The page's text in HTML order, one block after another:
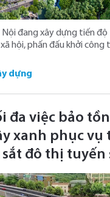
Nội đang xây dựng tiến độ
hội, phấn đấu khởi
dựng
đa việc bảo
xanh phục vụ
đô thị tuyến